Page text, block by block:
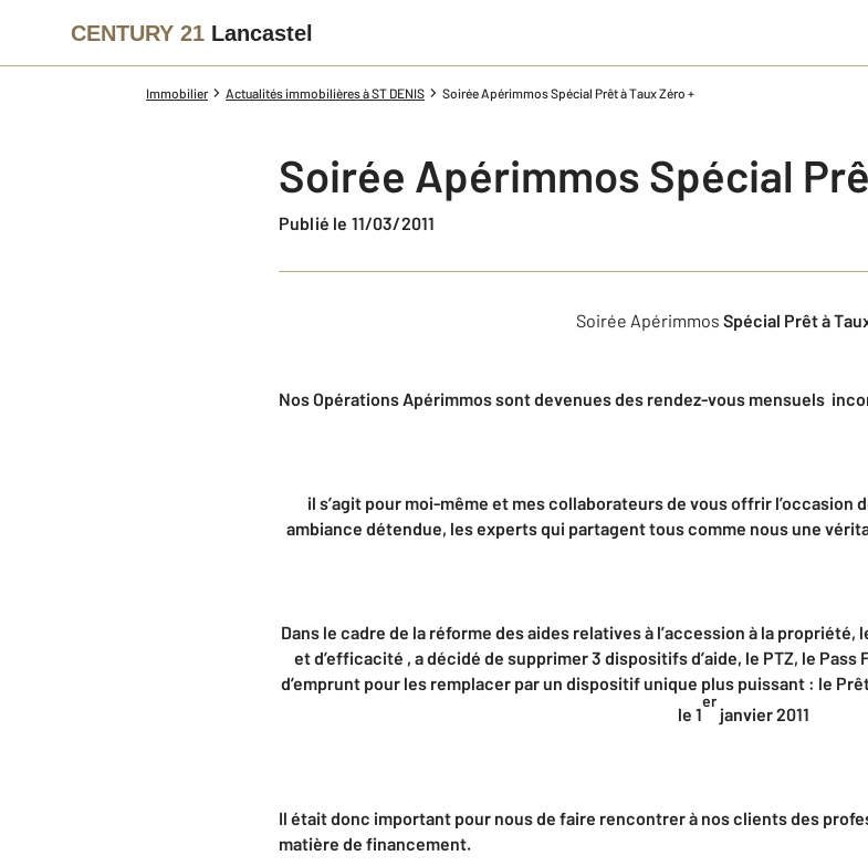
CENTURY 21 Lancastel
Immobilier Actualités immobilières à ST DENIS Soirée Apérimmos Spécial Prêt à Taux Zéro +
Soirée Apérimmos Spécial
Publié le 11/03/2011
Soirée Apérimmos Spécial Prêt à
Nos Opérations Apérimmos sont devenues des rendez-vous mensuels
il s’agit pour moi-même et mes collaborateurs de vous offrir l’occasion
ambiance détendue, les experts qui partagent tous comme nous une
Dans le cadre de la réforme des aides relatives à l’accession à la
et d’efficacité , a décidé de supprimer 3 dispositifs d’aide, le PTZ, le
d’emprunt pour les remplacer par un dispositif unique plus puissant : le
le 1
er
janvier 2011
Il était donc important pour nous de faire rencontrer à nos clients des
matière de financement.